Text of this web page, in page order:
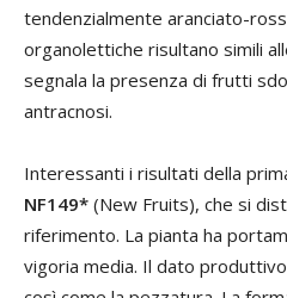
tendenzialmente aranciato-
organolettiche risultano simili
segnala la presenza di frutti
antracnosi.
Interessanti i risultati della
NF149* (New Fruits), che si
riferimento. La pianta ha
vigoria media. Il dato